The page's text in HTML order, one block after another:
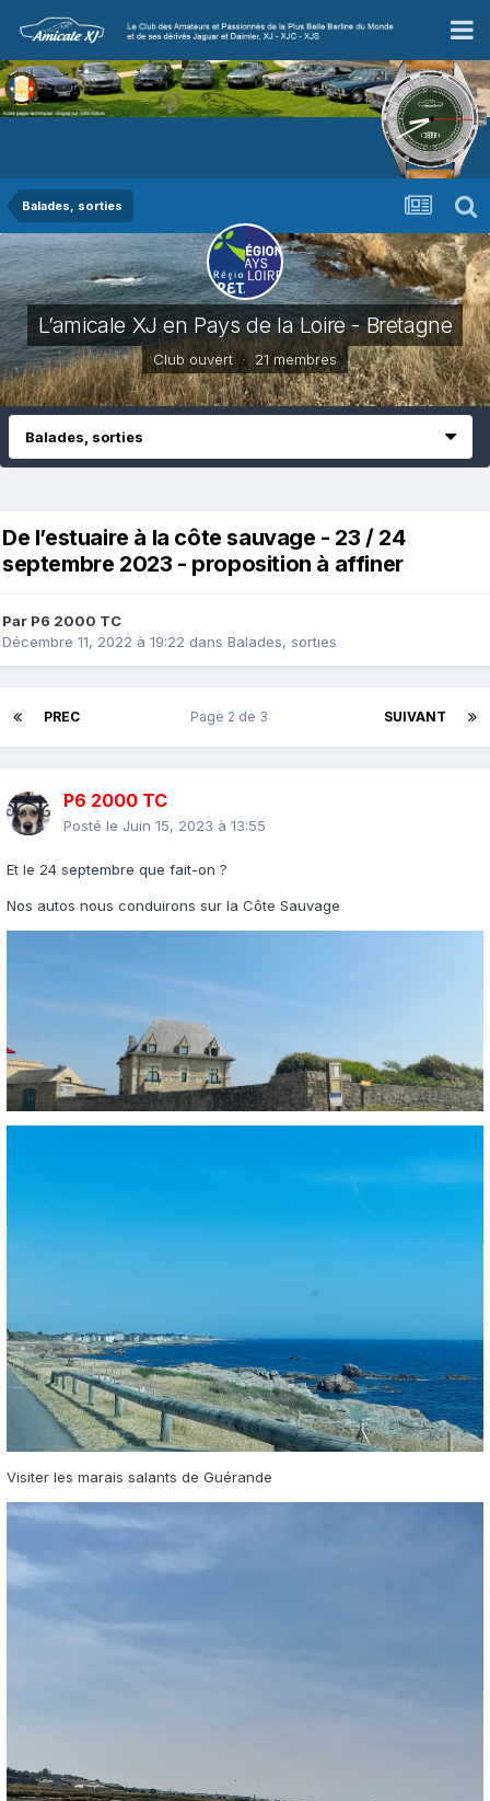
Balades, sorties
L’amicale XJ en Pays de la Loire - Bretagne
Club ouvert · 21 membres
Balades, sorties
De l’estuaire à la côte sauvage - 23 / 24
septembre 2023 - proposition à affiner
Par P6 2000 TC
Décembre 11, 2022 à 19:22 dans Balades, sorties
PREC SUIVANT
Page 2 de 3
P6 2000 TC
Posté le Juin 15, 2023 à 13:55
Et le 24 septembre que fait-on ?
Nos autos nous conduirons sur la Côte Sauvage
Visiter les marais salants de Guérande